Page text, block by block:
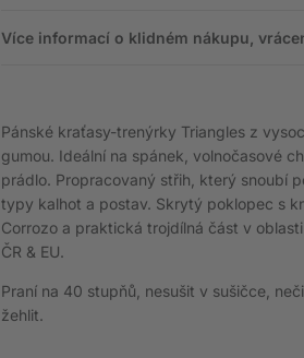
Více informací o klidném nákupu,
Pánské kraťasy-trenýrky Triangles z
gumou. Ideální na spánek, volnočasové
prádlo. Propracovaný střih, který snoubí
typy kalhot a postav. Skrytý poklopec s
Corrozo a praktická trojdílná část v
ČR & EU.
Praní na 40 stupňů, nesušit v sušičce,
žehlit.